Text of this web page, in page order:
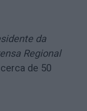
da
Regional
de 50